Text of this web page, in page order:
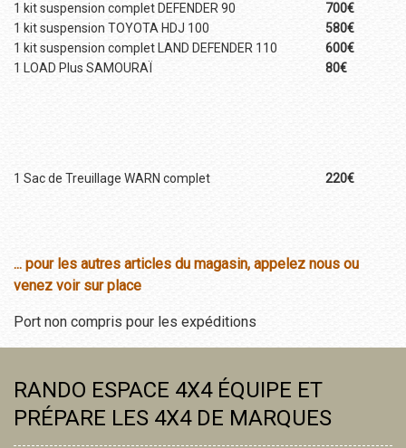
1 kit suspension complet DEFENDER 90
700€
1 kit suspension TOYOTA HDJ 100
580€
1 kit suspension complet LAND DEFENDER 110
600€
1 LOAD Plus SAMOURAÏ
80€
1 Sac de Treuillage WARN complet 220€
... pour les autres articles du magasin, appelez nous ou
venez voir sur place
Port non compris pour les expéditions
RANDO ESPACE 4X4 ÉQUIPE ET
PRÉPARE LES 4X4 DE MARQUES